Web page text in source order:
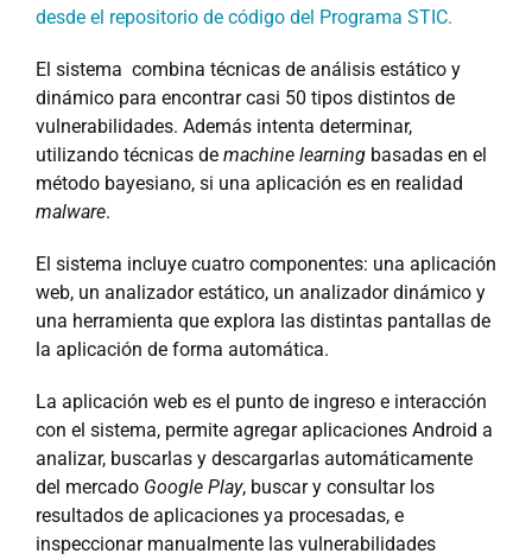
desde el repositorio de código del Programa STIC.
El sistema combina técnicas de análisis estático y
dinámico para encontrar casi 50 tipos distintos de
vulnerabilidades. Además intenta determinar,
utilizando técnicas de machine learning basadas en el
método bayesiano, si una aplicación es en realidad
malware.
El sistema incluye cuatro componentes: una aplicación
web, un analizador estático, un analizador dinámico y
una herramienta que explora las distintas pantallas de
la aplicación de forma automática.
La aplicación web es el punto de ingreso e interacción
con el sistema, permite agregar aplicaciones Android a
analizar, buscarlas y descargarlas automáticamente
del mercado Google Play, buscar y consultar los
resultados de aplicaciones ya procesadas, e
inspeccionar manualmente las vulnerabilidades